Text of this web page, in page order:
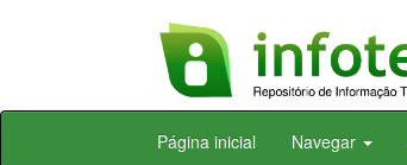
Skip
Página inicial Navegar